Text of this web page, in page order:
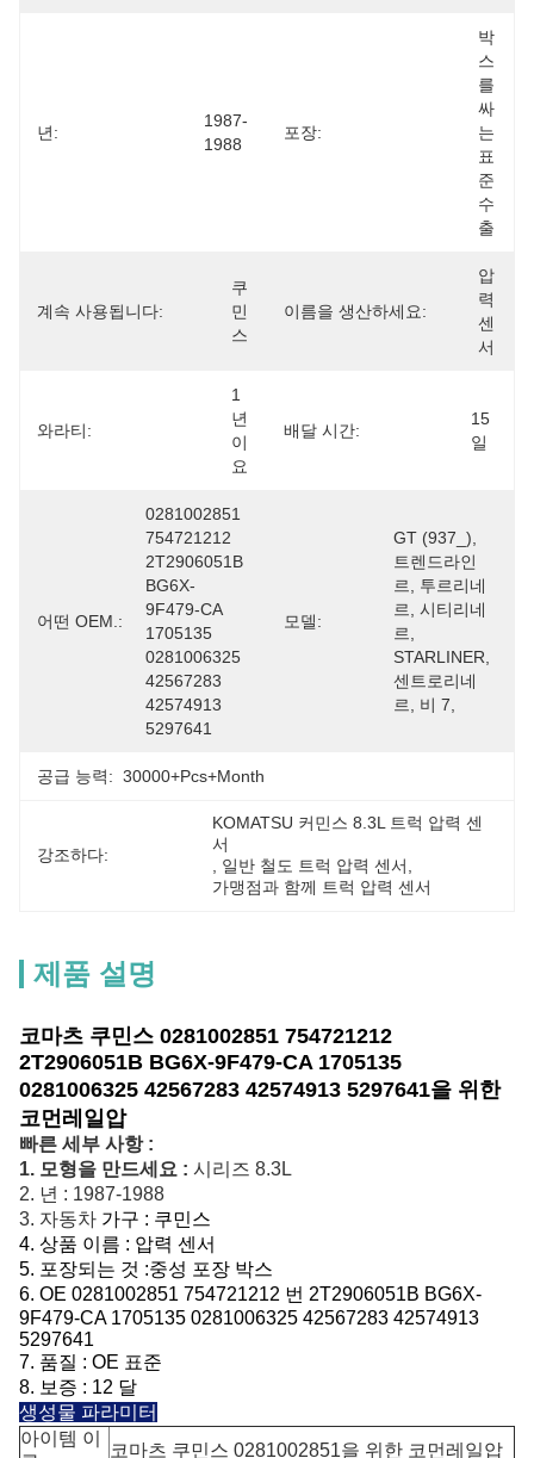
년:
1987-
1988
포장:
박
스
를
싸
는
표
준
수
출
계속 사용됩니다:
쿠
민
스
이름을 생산하세요:
압
력
센
서
와라티:
1
년
이
요
배달 시간:
15
일
어떤 OEM.:
0281002851
754721212
2T2906051B
BG6X-
9F479-CA
1705135
0281006325
42567283
42574913
5297641
모델:
GT (937_),
트렌드라인
르, 투르리네
르, 시티리네
르,
STARLINER,
센트로리네
르, 비 7,
공급 능력: 30000+Pcs+Month
강조하다:
KOMATSU 커민스 8.3L 트럭 압력 센
서
일반 철도 트럭 압력 센서
가맹점과 함께 트럭 압력 센서
제품 설명
코마츠 쿠민스 0281002851 754721212
2T2906051B BG6X-9F479-CA 1705135
0281006325 42567283 42574913 5297641을 위한
코먼레일압
빠른 세부 사항 :
1. 모형을 만드세요 : 시리즈 8.3L
2. 년 : 1987-1988
3. 자동차 가구 : 쿠민스
4. 상품 이름 : 압력 센서
5. 포장되는 것 :중성 포장 박스
6. OE 0281002851 754721212 번 2T2906051B BG6X-
9F479-CA 1705135 0281006325 42567283 42574913
5297641
7. 품질 : OE 표준
8. 보증 : 12 달
생성물 파라미터
아이템 이
코마츠 쿠민스 0281002851을 위한 코먼레일압